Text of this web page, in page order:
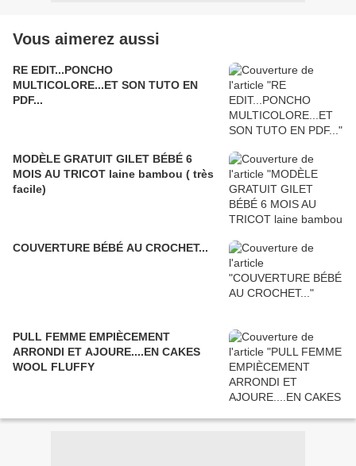
Vous aimerez aussi
RE EDIT...PONCHO
MULTICOLORE...ET SON TUTO EN
PDF...
MODÈLE GRATUIT GILET BÉBÉ 6
MOIS AU TRICOT laine bambou ( très
facile)
COUVERTURE BÉBÉ AU CROCHET...
PULL FEMME EMPIÈCEMENT
ARRONDI ET AJOURE....EN CAKES
WOOL FLUFFY